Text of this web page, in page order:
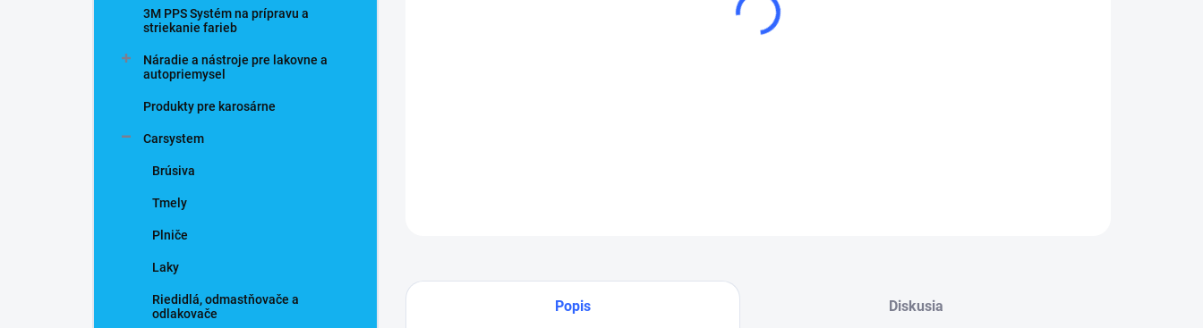
3M PPS Systém na prípravu a
striekanie farieb
Náradie a nástroje pre lakovne a
autopriemysel
Produkty pre karosárne
Carsystem
Brúsiva
Tmely
Plniče
Laky
Riedidlá, odmastňovače a
odlakovače
Popis Diskusia